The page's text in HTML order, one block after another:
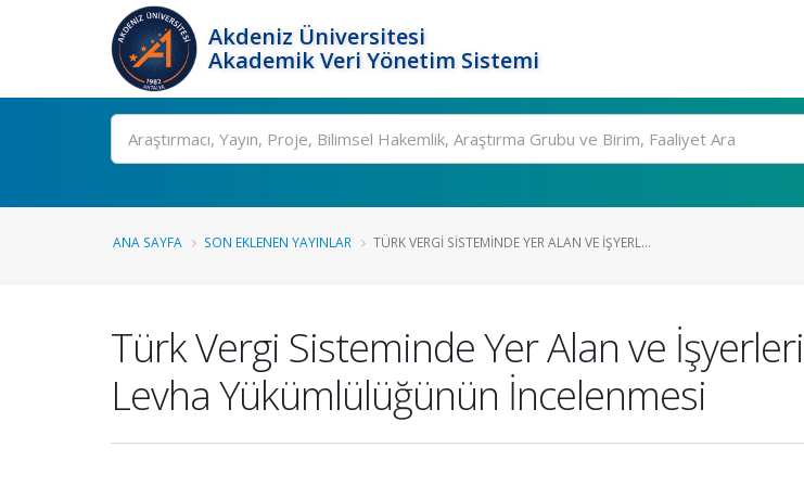
Akdeniz Üniversitesi
Akademik Veri Yönetim Sistemi
Ara
ANA SAYFA SON EKLENEN YAYINLAR TÜRK VERGI SISTEMINDE YER ALAN VE İŞYERL...
Türk Vergi Sisteminde Yer Alan ve
Levha Yükümlülüğünün İncelenmesi